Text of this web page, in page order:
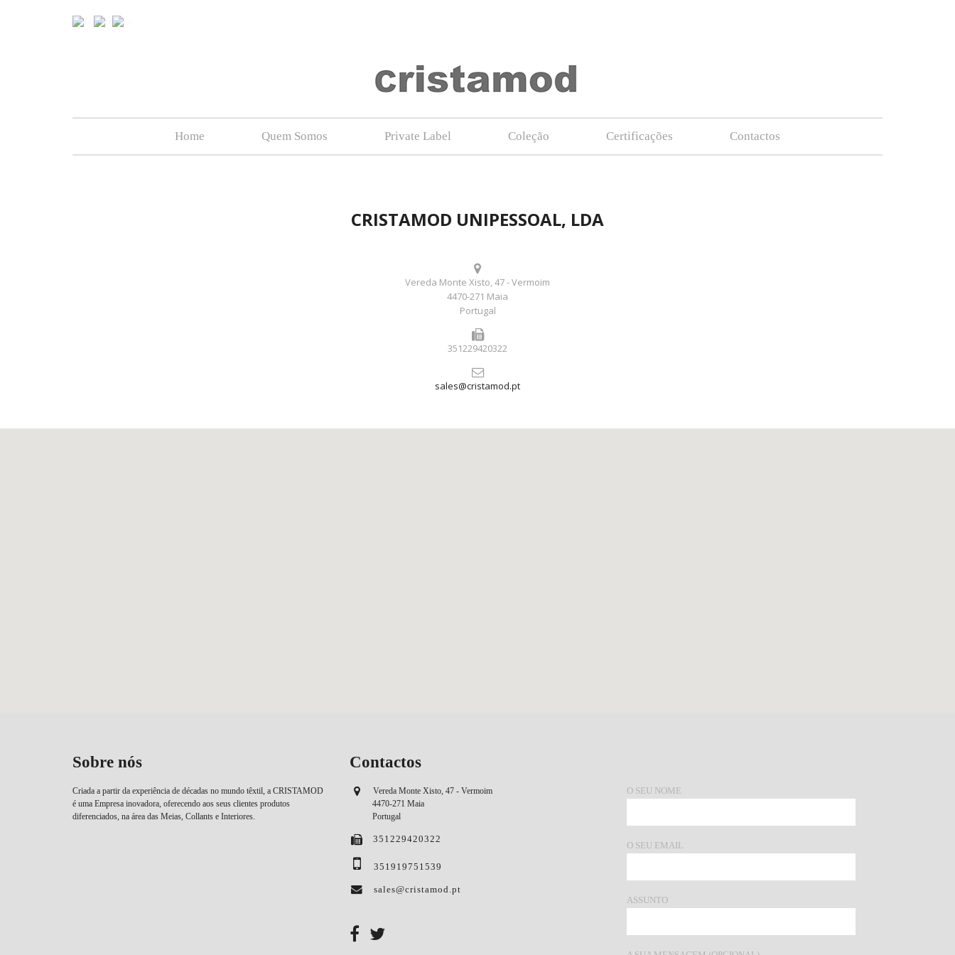
Home Quem Somos Private Label Coleção Certificações Contactos
CRISTAMOD UNIPESSOAL, LDA
Vereda Monte Xisto, 47 - Vermoim
4470-271 Maia
Portugal
351229420322
sales@cristamod.pt
Sobre nós
Criada a partir da experiência de décadas no mundo têxtil, a CRISTAMOD
é uma Empresa inovadora, oferecendo aos seus clientes produtos
diferenciados, na área das Meias, Collants e Interiores.
Contactos
Vereda Monte Xisto, 47 - Vermoim
4470-271 Maia
Portugal
351229420322
351919751539
sales@cristamod.pt
O SEU NOME
O SEU EMAIL
ASSUNTO